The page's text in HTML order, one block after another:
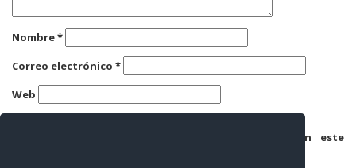
Nombre*
Correo electrónico *
Web
Guarda mi nombre, correo electrónico y web en este